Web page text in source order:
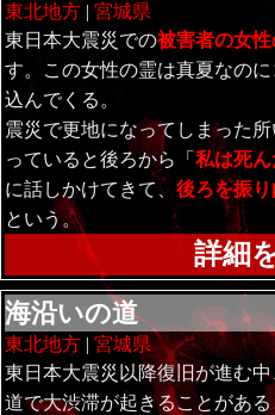
東北地方 |宮城県
東日本大震災での被害者の女
す。この女性の霊は真夏なの
込んでくる。
震災で更地になってしまった
っていると後ろから「私は死ん
に話しかけてきて、後ろを振
という。
詳細
海沿いの道
東北地方 |宮城県
東日本大震災以降復旧が進む
道で大渋滞が起きることがある